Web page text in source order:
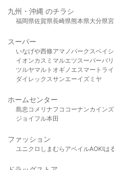
九州・沖縄 のチラシ
福岡県佐賀県長崎県熊本県大分県
スーパー
いなげや西條アマノパークスベイ
イオンカスミ マルエツスーパーバ
ツルヤマルト オギノ エスマート ラ
ダイレックスサンエーイズミヤ
ホームセンター
島忠 コメリ ナフコ コーナンカインズ
ジョイフル本田
ファッション
ユニクロ しまむら アベイルAOKIは